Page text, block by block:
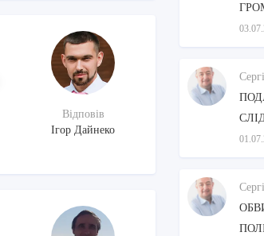
Відповів
Ігор Дайнеко
ЩО